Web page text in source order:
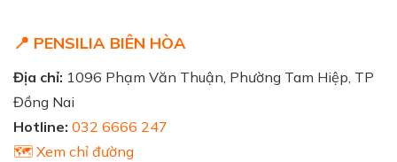
📍 PENSILIA BIÊN HÒA
Địa chỉ: 1096 Phạm Văn Thuận, Phường Tam Hiệp, TP
Đồng Nai
Hotline: 032 6666 247
🗺️ Xem chỉ đường